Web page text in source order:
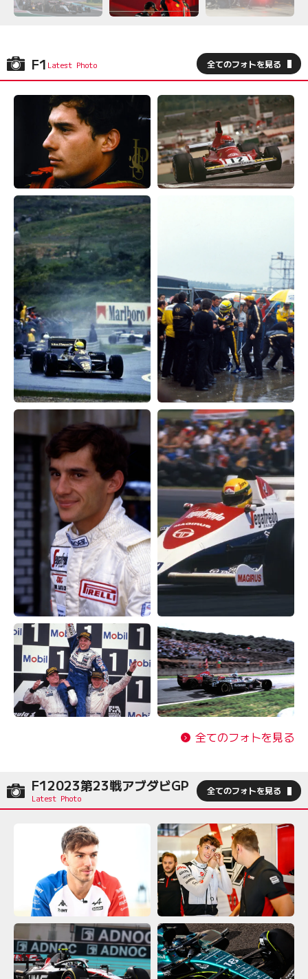
F1 全てのフォトを見る
全てのフォトを見る
F12023第23戦アブダビGP 全てのフォトを見る